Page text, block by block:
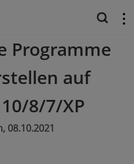
Programme
auf
8/7/XP
08.10.2021